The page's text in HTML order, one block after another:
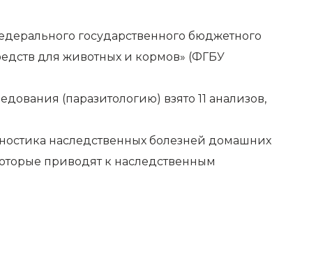
государственного бюджетного
для животных и кормов» (ФГБУ
(паразитологию) взято 11 анализов,
наследственных болезней домашних
приводят к наследственным